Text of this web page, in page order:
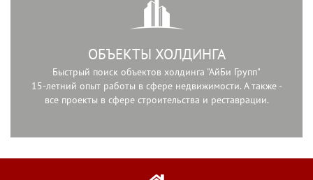
ОБЪЕКТЫ ХОЛДИНГА
Быстрый поиск объектов холдинга "АйБи Групп"
15-летний опыт работы в сфере недвижимости. А также -
все проекты в сфере строительства и реставрации.